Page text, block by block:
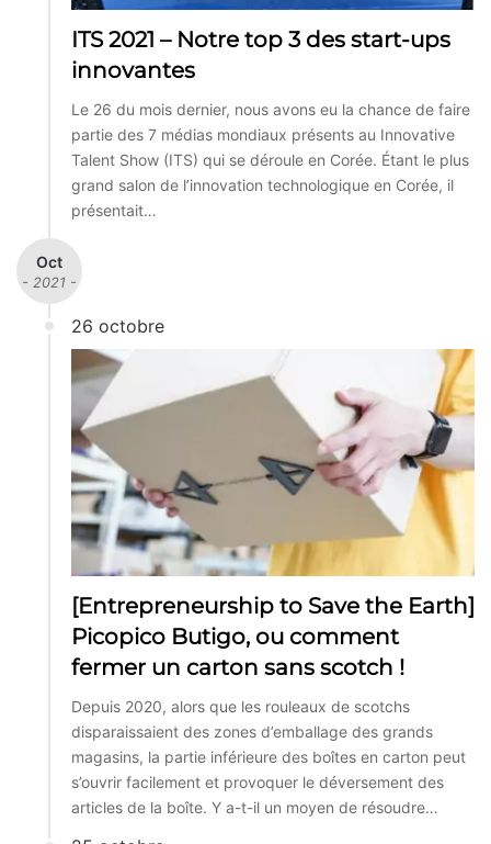
ITS 2021 – Notre top 3 des start-ups
innovantes
Le 26 du mois dernier, nous avons eu la chance de faire
partie des 7 médias mondiaux présents au Innovative
Talent Show (ITS) qui se déroule en Corée. Étant le plus
grand salon de l’innovation technologique en Corée, il
présentait…
Oct
- 2021 -
26 octobre
[Entrepreneurship to Save the Earth]
Picopico Butigo, ou comment
fermer un carton sans scotch !
Depuis 2020, alors que les rouleaux de scotchs
disparaissaient des zones d’emballage des grands
magasins, la partie inférieure des boîtes en carton peut
s’ouvrir facilement et provoquer le déversement des
articles de la boîte. Y a-t-il un moyen de résoudre…